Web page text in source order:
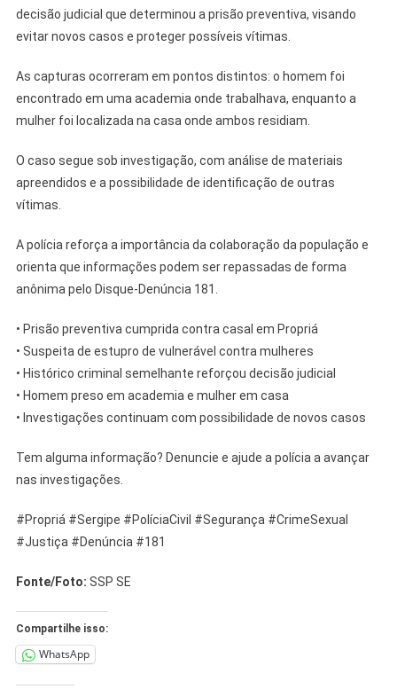
decisão judicial que determinou a prisão preventiva, visando
evitar novos casos e proteger possíveis vítimas.
As capturas ocorreram em pontos distintos: o homem foi
encontrado em uma academia onde trabalhava, enquanto a
mulher foi localizada na casa onde ambos residiam.
O caso segue sob investigação, com análise de materiais
apreendidos e a possibilidade de identificação de outras
vítimas.
A polícia reforça a importância da colaboração da população e
orienta que informações podem ser repassadas de forma
anônima pelo Disque-Denúncia 181.
• Prisão preventiva cumprida contra casal em Propriá
• Suspeita de estupro de vulnerável contra mulheres
• Histórico criminal semelhante reforçou decisão judicial
• Homem preso em academia e mulher em casa
• Investigações continuam com possibilidade de novos casos
Tem alguma informação? Denuncie e ajude a polícia a avançar
nas investigações.
#Propriá #Sergipe #PolíciaCivil #Segurança #CrimeSexual
#Justiça #Denúncia #181
Fonte/Foto: SSP SE
Compartilhe isso:
WhatsApp